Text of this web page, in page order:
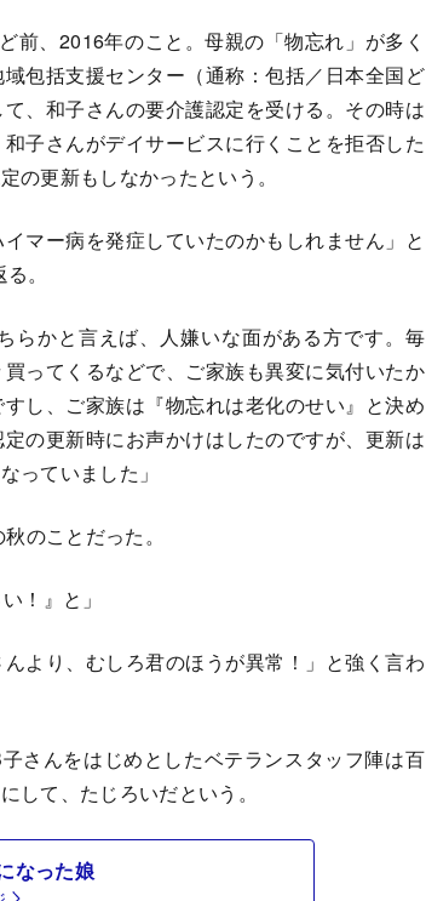
、2016年のこと。母親の「物忘れ」が多く
包括支援センター（通称：包括／日本全国ど
、和子さんの要介護認定を受ける。その時は
子さんがデイサービスに行くことを拒否した
の更新もしなかったという。
マー病を発症していたのかもしれません」と
。
らかと言えば、人嫌いな面がある方です。毎
ってくるなどで、ご家族も異変に気付いたか
し、ご家族は『物忘れは老化のせい』と決め
の更新時にお声かけはしたのですが、更新は
っていました」
のことだった。
！』と」
より、むしろ君のほうが異常！」と強く言わ
さんをはじめとしたベテランスタッフ陣は百
して、たじろいだという。
なった娘